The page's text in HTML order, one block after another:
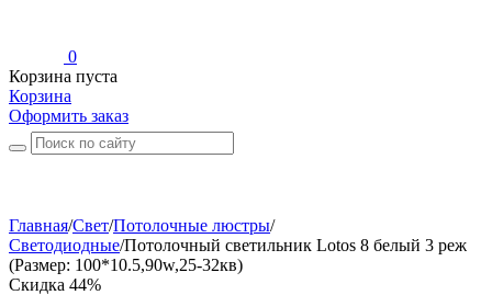
0
Корзина пуста
Корзина
Оформить заказ
Главная/Свет/Потолочные люстры/
Светодиодные/Потолочный светильник Lotos 8 белый 3 реж
(Размер: 100*10.5,90w,25-32кв)
Скидка 44%